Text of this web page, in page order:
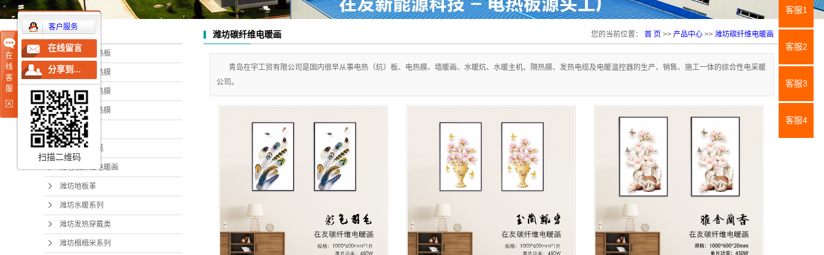
潍坊温控器
潍坊发热电缆
潍坊碳纤维电暖画
潍坊水暖系列
潍坊发热穿戴类
潍坊榻榻米系列
潍坊发热垫系列
潍坊安装辅材
潍坊在友智家APP
潍坊封装电热膜
电暖资讯
产品中心
潍坊在友电热板
潍坊条状电热膜
潍坊面状电热膜
潍坊网状电热膜
潍坊温控器
潍坊发热电缆
潍坊碳纤维电暖画
潍坊地板革
潍坊水暖系列
潍坊发热穿戴类
潍坊榻榻米系列
潍坊碳纤维电暖画 您的当前位置： 首 页 >> 产品中心 >> 潍坊碳纤维电暖画
青岛在宇工贸有限公司是国内很早从事电热（炕）板、电热膜、墙暖画、水暖炕、水暖主机、隔热膜、发热电缆及电暖温控器的生产、销售、施工一体的综合性电采暖
公司。
客服1
客服2
客服3
客服4
在
线
客
服
客户服务
在线留言
分享到...
扫描二维码